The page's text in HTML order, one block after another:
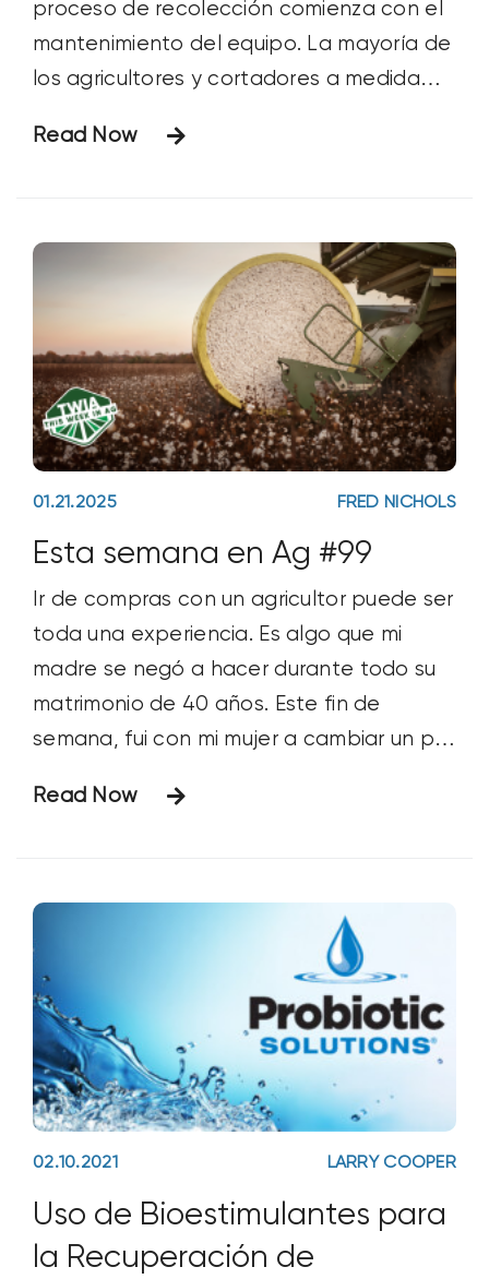
proceso de recolección comienza con el
mantenimiento del equipo. La mayoría de
los agricultores y cortadores a medida
para que puedan realizar fácilmente el
Read Now
01.21.2025 FRED NICHOLS
Esta semana en Ag #99
Ir de compras con un agricultor puede ser
toda una experiencia. Es algo que mi
madre se negó a hacer durante todo su
matrimonio de 40 años. Este fin de
semana, fui con mi mujer a cambiar un par
Papá Noel. Mientras buscábamos mi
Read Now
02.10.2021 LARRY COOPER
Uso de Bioestimulantes para
la Recuperación de